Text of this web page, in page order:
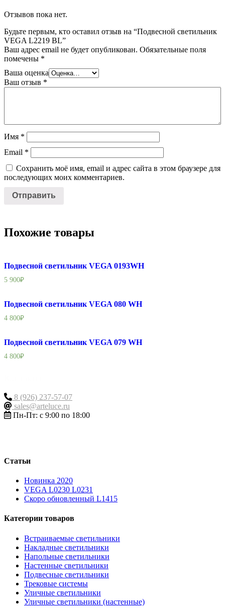
Отзывов пока нет.
Будьте первым, кто оставил отзыв на “Подвесной светильник
VEGA L2219 BL”
Ваш адрес email не будет опубликован. Обязательные поля
помечены *
Ваша оценка
Ваш отзыв *
Имя *
Email *
Сохранить моё имя, email и адрес сайта в этом браузере для
последующих моих комментариев.
Похожие товары
Подвесной светильник VEGA 0193WH
5 900₽
Подвесной светильник VEGA 080 WH
4 800₽
Подвесной светильник VEGA 079 WH
4 800₽
8 (926) 237-57-07
sales@arteluce.ru
Пн-Пт: с 9:00 по 18:00
Статьи
Новинка 2020
VEGA L0230 L0231
Скоро обновленный L1415
Категории товаров
Встраиваемые светильники
Накладные светильники
Напольные светильники
Настенные светильники
Подвесные светильники
Трековые системы
Уличные светильники
Уличные светильники (настенные)